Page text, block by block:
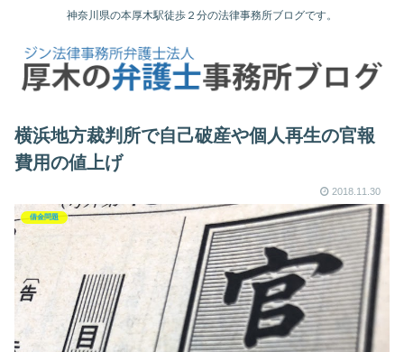
神奈川県の本厚木駅徒歩２分の法律事務所ブログです。
横浜地方裁判所で自己破産や個人再生の官報
費用の値上げ
2018.11.30
借金問題